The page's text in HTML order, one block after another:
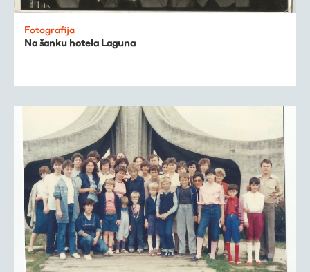
Fotografija
Na šanku hotela Laguna